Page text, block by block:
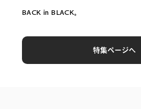
BACK in BLACK。
特集ページへ